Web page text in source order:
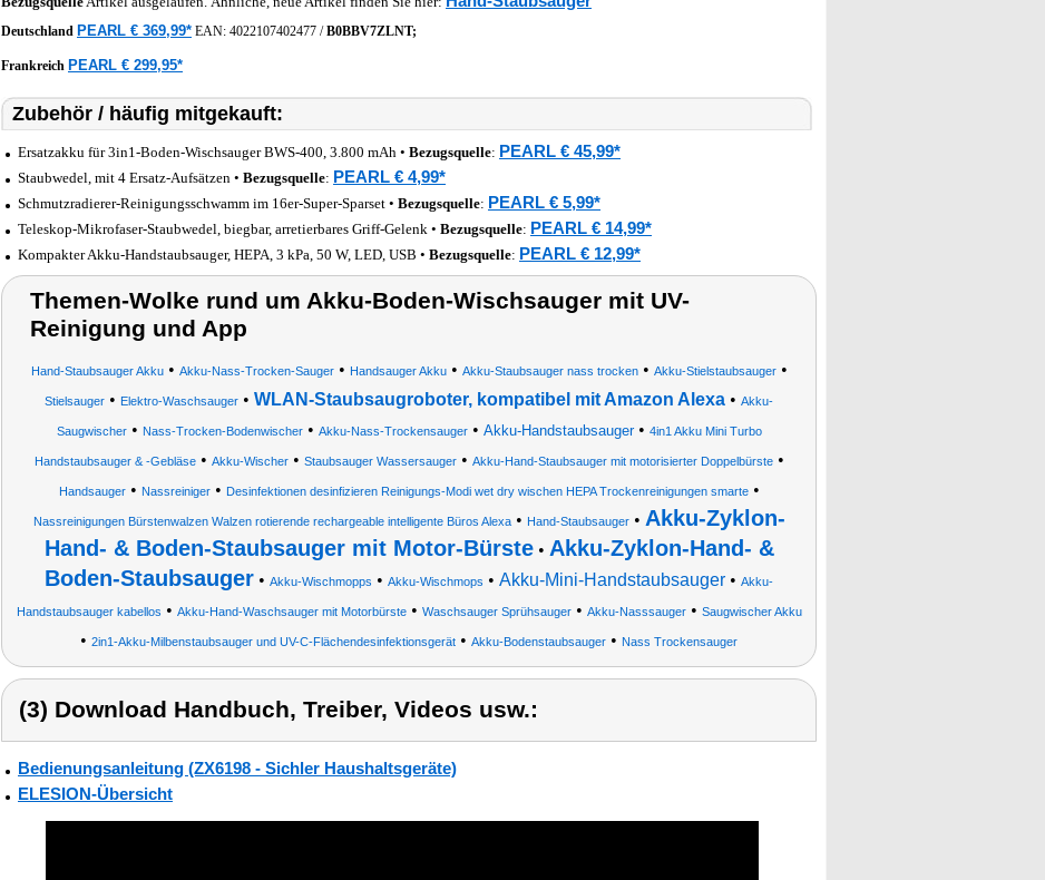
Deutschland PEARL € 369,99* EAN: 4022107402477 /B0BBV7ZLNT;
Frankreich PEARL € 299,95*
Zubehör / häufig mitgekauft:
Ersatzakku für 3in1-Boden-Wischsauger BWS-400, 3.800 mAh • Bezugsquelle: PEARL € 45,99*
Staubwedel, mit 4 Ersatz-Aufsätzen • Bezugsquelle: PEARL € 4,99*
Schmutzradierer-Reinigungsschwamm im 16er-Super-Sparset • Bezugsquelle: PEARL € 5,99*
Teleskop-Mikrofaser-Staubwedel, biegbar, arretierbares Griff-Gelenk • Bezugsquelle: PEARL € 14,99*
Kompakter Akku-Handstaubsauger, HEPA, 3 kPa, 50 W, LED, USB • Bezugsquelle: PEARL € 12,99*
Themen-Wolke rund um Akku-Boden-Wischsauger mit UV-
Reinigung und App
Hand-Staubsauger Akku• Akku-Nass-Trocken-Sauger• Handsauger Akku• Akku-Staubsauger nass trocken• Akku-Stielstaubsauger•
Stielsauger • Elektro-Waschsauger • WLAN-Staubsaugroboter, kompatibel mit Amazon Alexa • Akku-
Saugwischer• Nass-Trocken-Bodenwischer• Akku-Nass-Trockensauger• Akku-Handstaubsauger• 4in1 Akku Mini Turbo
Handstaubsauger & -Gebläse• Akku-Wischer• Staubsauger Wassersauger• Akku-Hand-Staubsauger mit motorisierter Doppelbürste•
Handsauger• Nassreiniger• Desinfektionen desinfizieren Reinigungs-Modi wet dry wischen HEPA Trockenreinigungen smarte•
Nassreinigungen Bürstenwalzen Walzen rotierende rechargeable intelligente Büros Alexa• Hand-Staubsauger• Akku-Zyklon-
Hand- & Boden-Staubsauger mit Motor-Bürste• Akku-Zyklon-Hand- &
Boden-Staubsauger • Akku-Wischmopps • Akku-Wischmops • Akku-Mini-Handstaubsauger • Akku-
Handstaubsauger kabellos • Akku-Hand-Waschsauger mit Motorbürste• Waschsauger Sprühsauger• Akku-Nasssauger• Saugwischer Akku
• 2in1-Akku-Milbenstaubsauger und UV-C-Flächendesinfektionsgerät • Akku-Bodenstaubsauger • Nass Trockensauger
(3) Download Handbuch, Treiber, Videos usw.:
Bedienungsanleitung (ZX6198 - Sichler Haushaltsgeräte)
ELESION-Übersicht